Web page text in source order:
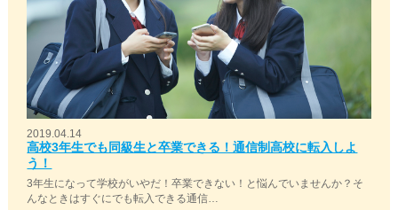
2019.04.14
高校3年生でも同級生と卒業できる！通信制高校に転入しよ
う！
3年生になって学校がいやだ！卒業できない！と悩んでいませんか？そ
んなときはすぐにでも転入できる通信…